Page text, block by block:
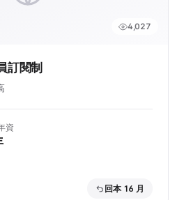
4,027
訂閱制
資
回本 16 月